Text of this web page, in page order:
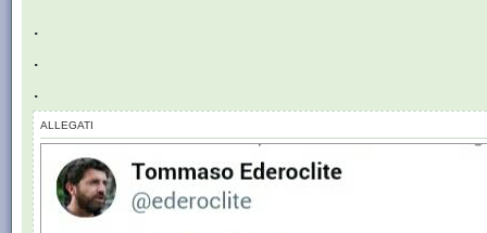
.
.
.
ALLEGATI